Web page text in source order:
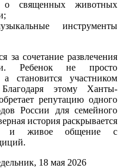
о священных животных
инструменты
за сочетание развлечения
Ребенок не просто
а становится участником
Благодаря этому Ханты-
репутацию одного
России для семейного
история раскрывается
и живое общение с
18 мая 2026